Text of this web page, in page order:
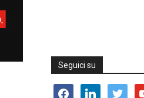
Seguici su
facebooklinkedin twitter